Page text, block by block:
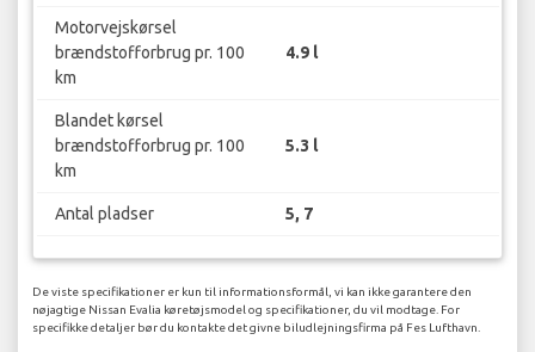
Motorvejskørsel
brændstofforbrug pr. 100
km
4.9 l
Blandet kørsel
brændstofforbrug pr. 100
km
5.3 l
Antal pladser 5, 7
De viste specifikationer er kun til informationsformål, vi kan ikke garantere den
nøjagtige Nissan Evalia køretøjsmodel og specifikationer, du vil modtage. For
specifikke detaljer bør du kontakte det givne biludlejningsfirma på Fes Lufthavn.